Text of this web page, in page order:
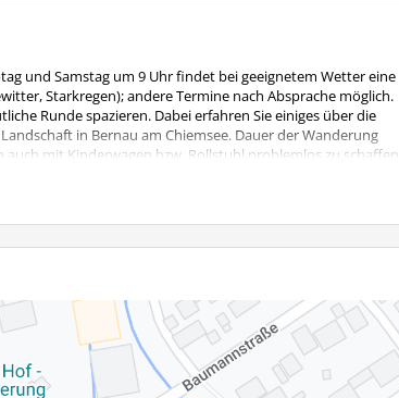
und Samstag um 9 Uhr findet bei geeignetem Wetter eine
Starkregen); andere Termine nach Absprache möglich.
Runde spazieren. Dabei erfahren Sie einiges über die
in Bernau am Chiemsee. Dauer der Wanderung
mit Kinderwagen bzw. Rollstuhl problemlos zu schaffen.
bis 6 Jahre wandern kostenlos mit.